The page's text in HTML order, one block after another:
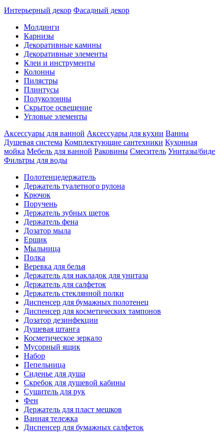
Интерьерный декор Фасадный декор
Молдинги
Карнизы
Декоративные камины
Декоративные элементы
Клеи и инструменты
Колонны
Пилястры
Плинтусы
Полуколонны
Скрытое освещение
Угловые элементы
Аксессуары для ванной Аксессуары для кухни Ванны
Душевая система Комплектующие сантехники Кухонная
мойка Мебель для ванной Раковины Смеситель Унитазы/биде
Фильтры для воды
Полотенцедержатель
Держатель туалетного рулона
Крючок
Поручень
Держатель зубных щеток
Держатель фена
Дозатор мыла
Eршик
Мыльница
Полка
Веревка для белья
Держатель для накладок для унитаза
Держатель для салфеток
Держатель стеклянной полки
Диспенсер для бумажных полотенец
Диспенсер для косметических тампонов
Дозатор дезинфекции
Душевая штанга
Косметическое зеркало
Мусорный ящик
Набор
Пепельница
Сиденье для душа
Скребок для душевой кабины
Сушитель для рук
Фен
Держатель для пласт мешков
Ванная тележка
Диспенсер для бумажных салфеток